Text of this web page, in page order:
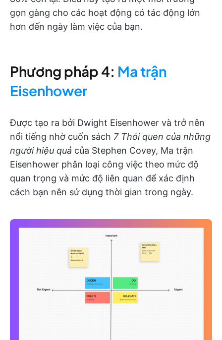
gọn gàng cho các hoạt động có tác động lớn
hơn đến ngày làm việc của bạn.
Phương pháp 4: Ma trận
Eisenhower
Được tạo ra bởi Dwight Eisenhower và trở nên
nổi tiếng nhờ cuốn sách 7 Thói quen của những
người hiệu quả của Stephen Covey, Ma trận
Eisenhower phân loại công việc theo mức độ
quan trọng và mức độ liên quan để xác định
cách bạn nên sử dụng thời gian trong ngày.